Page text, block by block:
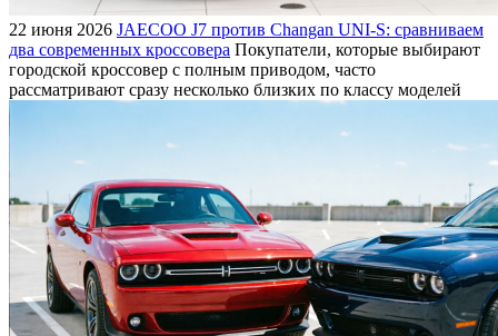
22 июня 2026 JAECOO J7 против Changan UNI-S: сравниваем
два современных кроссовера Покупатели, которые выбирают
городской кроссовер с полным приводом, часто
рассматривают сразу несколько близких по классу моделей